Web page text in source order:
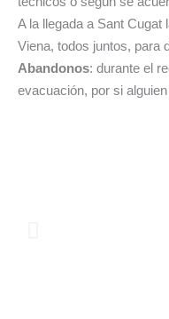
A la llegada a Sant Cugat
Viena, todos juntos, para
Abandonos: durante el
evacuación, por si